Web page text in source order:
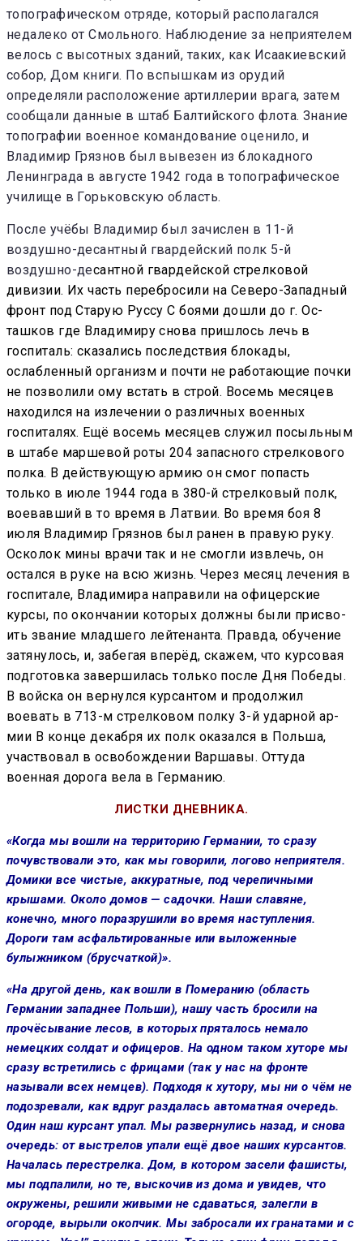
топографичес­ком отряде, который располагался
недалеко от Смольного. Наблюде­ние за неприятелем
велось с вы­сотных зданий, таких, как Исааки­евский
собор, Дом книги. По вспыш­кам из орудий
определяли распо­ложение артиллерии врага, затем
сообщали данные в штаб Балтийс­кого флота. Знание
топографии во­енное командование оценило, и
Владимир Грязнов был вывезен из блокадного
Ленинграда в августе 1942 года в топографическое
учи­лище в Горьковскую область.
После учёбы Владимир был за­числен в 11-й
воздушно-десантный гвардейский полк 5-й
воздушно-десантной гвардейской стрелковой
дивизии. Их часть перебросили на Северо-Западный
фронт под Ста­рую Руссу С боями дошли до г. Ос­
ташков где Владимиру снова пришлось лечь в
госпиталь: сказались последствия блокады,
ослабленный организм и почти не работающие почки
не позволили ому встать в строй. Восемь месяцев
находился на излечении о различных военных
госпиталях. Ещё восемь месяцев служил посыльным
в штабе мар­шевой роты 204 запасного стрел­кового
полка. В действующую ар­мию он смог попасть
только в июле 1944 года в 380-й стрелковый полк,
воевавший в то вре­мя в Латвии. Во вре­мя боя 8
июля Влади­мир Грязнов был ра­нен в правую руку.
Осколок мины врачи так и не смогли из­влечь, он
остался в руке на всю жизнь. Через месяц лечения в
госпитале, Влади­мира направили на офицерские
курсы, по окончании которых должны были присво­
ить звание младшего лейтенанта. Правда, обучение
затянулось, и, забегая вперёд, скажем, что курсовая
подготовка заверши­лась только после Дня Победы.
В войска он вернулся курсантом и продолжил
воевать в 713-м стрелковом полку 3-й ударной ар­
мии В конце декабря их полк оказался в Польша,
участвовал в освобождении Варшавы. Оттуда
военная дорога вела в Германию.
ЛИСТКИ ДНЕВНИКА.
«Когда мы вошли на территорию Германии, то сразу
почувствовали это, как мы говорили, логово непри­ятеля.
Домики все чистые, аккурат­ные, под черепичными
крышами. Около домов — садочки. Наши сла­вяне,
конечно, много поразрушили во время наступления.
Дороги там асфальтированные или выложен­ные
булыжником (брусчаткой)».
«На другой день, как вошли в По­меранию (область
Германии запад­нее Польши), нашу часть бросили на
прочёсывание лесов, в которых пряталось немало
немецких сол­дат и офицеров. На одном таком ху­торе мы
сразу встретились с фри­цами (так у нас на фронте
называ­ли всех немцев). Подходя к хутору, мы ни о чём не
подозревали, как вдруг раздалась автоматная очередь.
Один наш курсант упал. Мы развернулись назад, и снова
оче­редь: от выстрелов упали ещё двое наших курсантов.
Началась пере­стрелка. Дом, в котором засели фашисты,
мы подпалили, но те, выскочив из дома и увидев, что
окружены, решили живыми не сда­ваться, залегли в
огороде, вырыли окопчик. Мы забросали их граната­ми и с